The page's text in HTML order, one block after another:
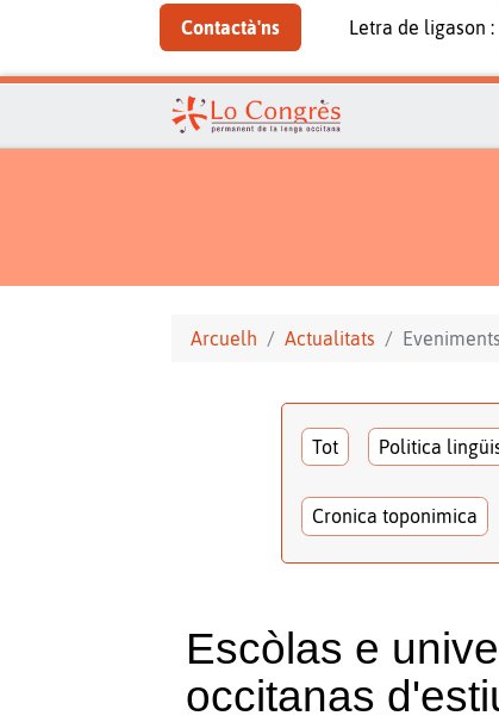
Contactà'ns Letra de ligason :
Arcuelh Actualitats Eveniments
Tot Politica
Cronica toponimica
Escòlas e
occitanas